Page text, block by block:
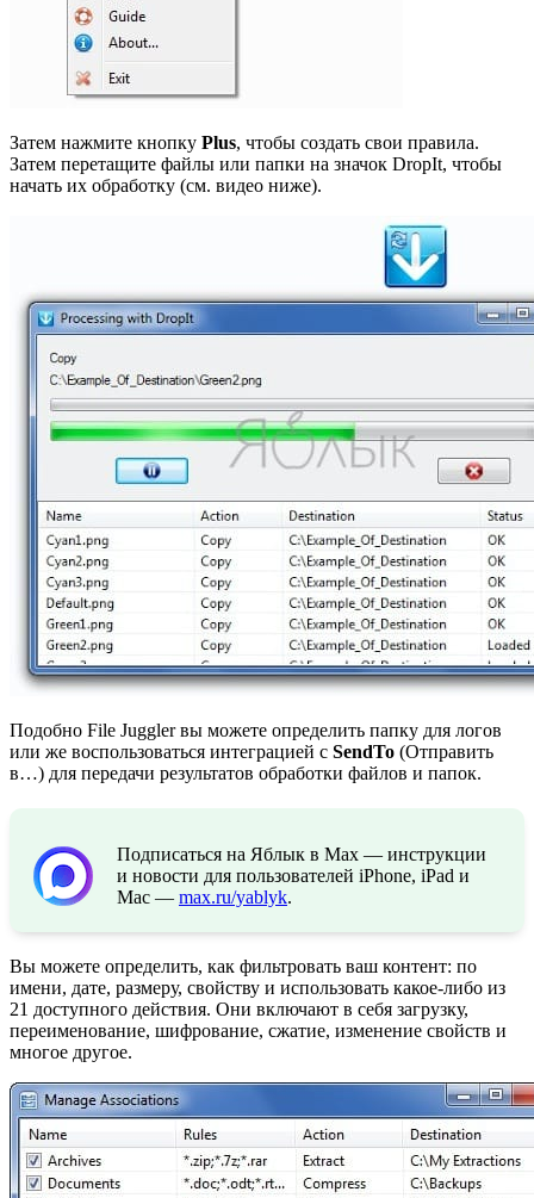
Затем нажмите кнопку Plus, чтобы создать свои правила.
Затем перетащите файлы или папки на значок DropIt, чтобы
начать их обработку (см. видео ниже).
Подобно File Juggler вы можете определить папку для логов
или же воспользоваться интеграцией с SendTo (Отправить
в…) для передачи результатов обработки файлов и папок.
Подписаться на Яблык в Max — инструкции
и новости для пользователей iPhone, iPad и
Mac — max.ru/yablyk.
Вы можете определить, как фильтровать ваш контент: по
имени, дате, размеру, свойству и использовать какое-либо из
21 доступного действия. Они включают в себя загрузку,
переименование, шифрование, сжатие, изменение свойств и
многое другое.